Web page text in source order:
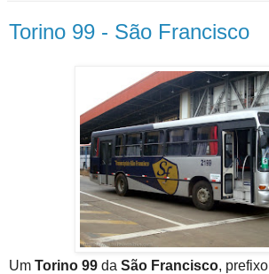
Torino 99 - São Francisco
Um Torino 99 da São Francisco, prefixo